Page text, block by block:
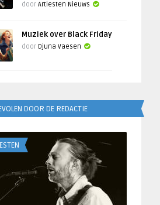
door Artiesten Nieuws
Muziek over Black Friday
door Djuna Vaesen
DOOR DE REDACTIE